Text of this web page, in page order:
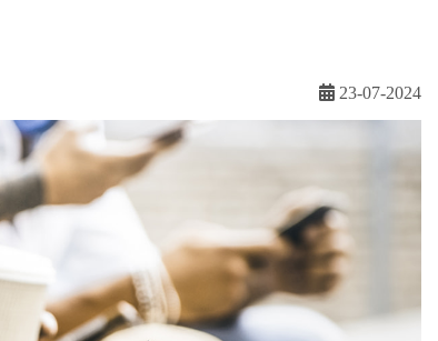
23-07-2024